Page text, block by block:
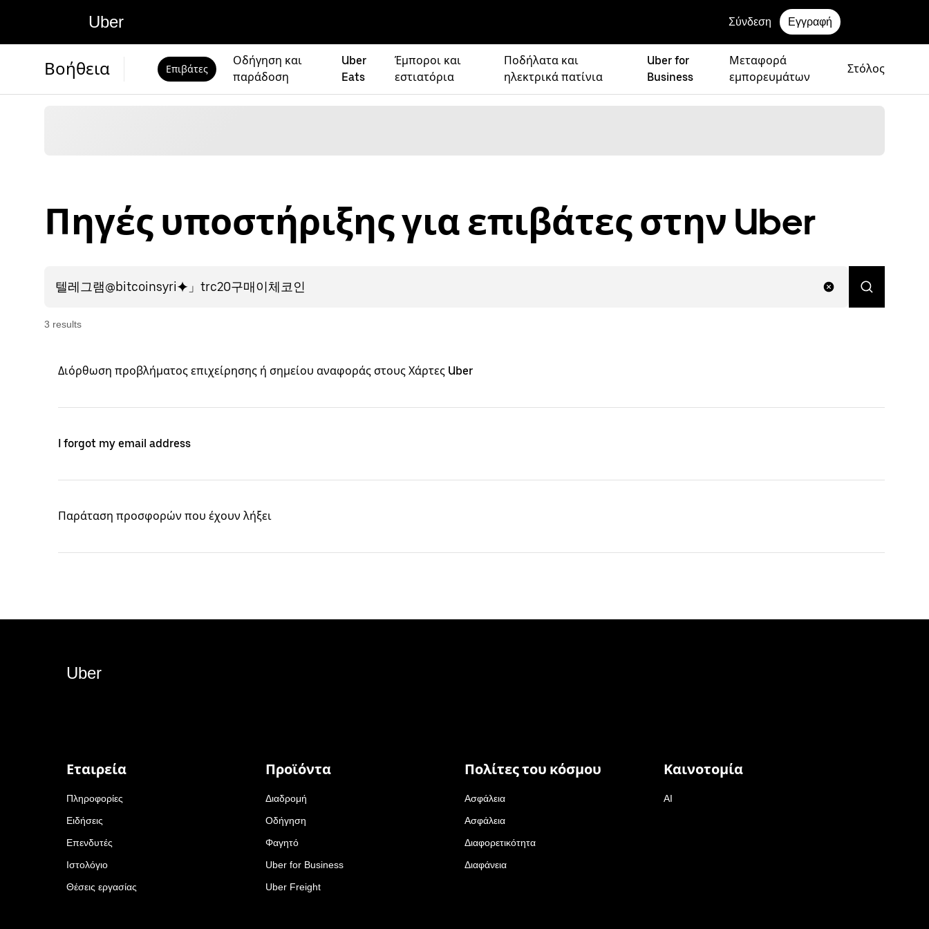
Uber Σύνδεση Εγγραφή
Βοήθεια Επιβάτες
Οδήγηση και
παράδοση
Uber
Eats
Έμποροι και
εστιατόρια
Ποδήλατα και
ηλεκτρικά πατίνια
Uber for
Business
Μεταφορά
εμπορευμάτων
Στόλος
Πηγές υποστήριξης για επιβάτες στην Uber
3 results
Διόρθωση προβλήματος επιχείρησης ή σημείου αναφοράς στους Χάρτες Uber
I forgot my email address
Παράταση προσφορών που έχουν λήξει
Uber
Εταιρεία
Πληροφορίες
Ειδήσεις
Επενδυτές
Ιστολόγιο
Θέσεις εργασίας
Προϊόντα
Διαδρομή
Οδήγηση
Φαγητό
Uber for Business
Uber Freight
Πολίτες του κόσμου
Ασφάλεια
Ασφάλεια
Διαφορετικότητα
Διαφάνεια
Καινοτομία
AI